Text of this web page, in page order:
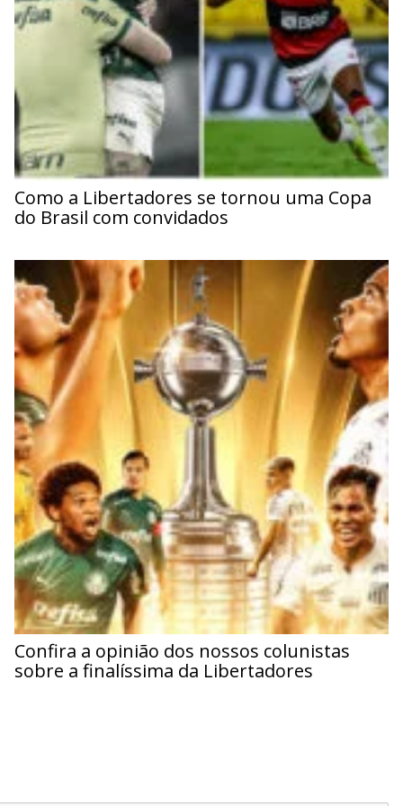
Como a Libertadores se tornou uma Copa
do Brasil com convidados
Confira a opinião dos nossos colunistas
sobre a finalíssima da Libertadores